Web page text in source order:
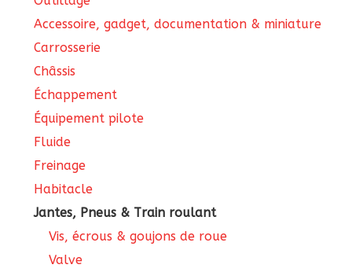
Accessoire, gadget, documentation & miniature
Carrosserie
Châssis
Échappement
Équipement pilote
Fluide
Freinage
Habitacle
Jantes, Pneus & Train roulant
Vis, écrous & goujons de roue
Valve